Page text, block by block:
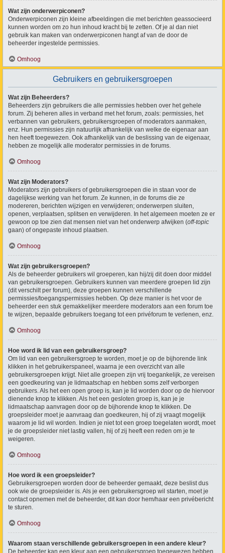
Wat zijn onderwerpiconen?
Onderwerpiconen zijn kleine afbeeldingen die met berichten geassocieerd
kunnen worden om zo hun inhoud kracht bij te zetten. Of je al dan niet
gebruik kan maken van onderwerpiconen hangt af van de door de
beheerder ingestelde permissies.
Omhoog
Gebruikers en gebruikersgroepen
Wat zijn Beheerders?
Beheerders zijn gebruikers die alle permissies hebben over het gehele
forum. Zij beheren alles in verband met het forum, zoals: permissies, het
verbannen van gebruikers, gebruikersgroepen of moderators aanmaken,
enz. Hun permissies zijn natuurlijk afhankelijk van welke de eigenaar aan
hen heeft toegewezen. Ook afhankelijk van de beslissing van de eigenaar,
hebben ze mogelijk alle moderator permissies in de forums.
Omhoog
Wat zijn Moderators?
Moderators zijn gebruikers of gebruikersgroepen die in staan voor de
dagelijkse werking van het forum. Ze kunnen, in de forums die ze
modereren, berichten wijzigen en verwijderen; onderwerpen sluiten,
openen, verplaatsen, splitsen en verwijderen. In het algemeen moeten ze er
gewoon op toe zien dat mensen niet van het onderwerp afwijken (off-topic
gaan) of ongepaste inhoud plaatsen.
Omhoog
Wat zijn gebruikersgroepen?
Als de beheerder gebruikers wil groeperen, kan hij/zij dit doen door middel
van gebruikersgroepen. Gebruikers kunnen van meerdere groepen lid zijn
(dit verschilt per forum), deze groepen kunnen verschillende
permissies/toegangspermissies hebben. Op deze manier is het voor de
beheerder een stuk gemakkelijker meerdere moderators aan een forum toe
te wijzen, bepaalde gebruikers toegang tot een privéforum te verlenen, enz.
Omhoog
Hoe word ik lid van een gebruikersgroep?
Om lid van een gebruikersgroep te worden, moet je op de bijhorende link
klikken in het gebruikerspaneel, waarna je een overzicht van alle
gebruikersgroepen krijgt. Niet alle groepen zijn vrij toegankelijk, ze vereisen
een goedkeuring van je lidmaatschap en hebben soms zelf verborgen
gebruikers. Als het een open groep is, kan je lid worden door op de hiervoor
dienende knop te klikken. Als het een gesloten groep is, kan je je
lidmaatschap aanvragen door op de bijhorende knop te klikken. De
groepsleider moet je aanvraag dan goedkeuren, hij of zij vraagt mogelijk
waarom je lid wil worden. Indien je niet tot een groep toegelaten wordt, moet
je de groepsleider niet lastig vallen, hij of zij heeft een reden om je te
weigeren.
Omhoog
Hoe word ik een groepsleider?
Gebruikersgroepen worden door de beheerder gemaakt, deze beslist dus
ook wie de groepsleider is. Als je een gebruikersgroep wil starten, moet je
contact opnemen met de beheerder, dit kan door hem/haar een privébericht
te sturen.
Omhoog
Waarom staan verschillende gebruikersgroepen in een andere kleur?
De beheerder kan een kleur aan een gebruikersgroep toegewezen hebben,